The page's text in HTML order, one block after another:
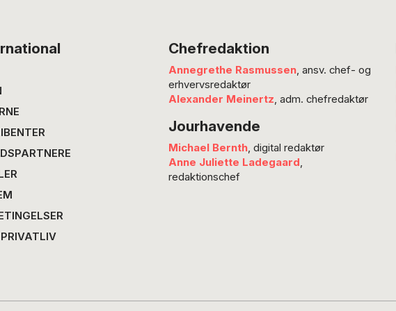
Milsted, der håber på,
at det nedladende syn
for alle stopper: “Jeg
tyske filosof Arthur
Schopenhauers…
Chefredaktion
Annegrethe Rasmussen, ansv. chef- og
erhvervsredaktør
Alexander Meinertz, adm. chefredaktør
Jourhavende
Michael Bernth, digital redaktør
Anne Juliette Ladegaard,
redaktionschef